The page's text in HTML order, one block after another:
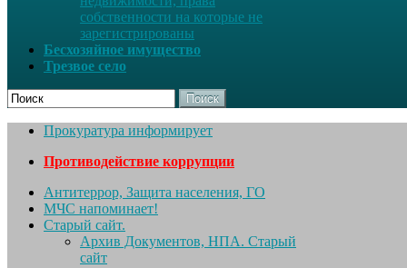
собственности на которые не
зарегистрированы
Бесхозяйное имущество
Трезвое село
Поиск
Прокуратура информирует
Противодействие коррупции
Антитеррор, Защита населения, ГО
МЧС напоминает!
Старый сайт.
Архив Документов, НПА. Старый
сайт